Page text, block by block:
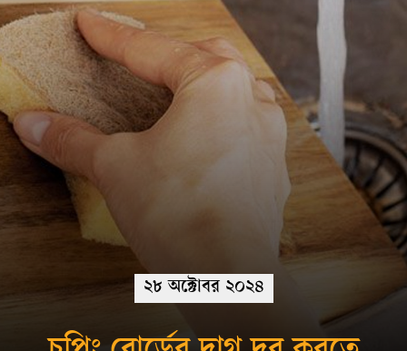
২৮ অক্টোবর ২০২৪